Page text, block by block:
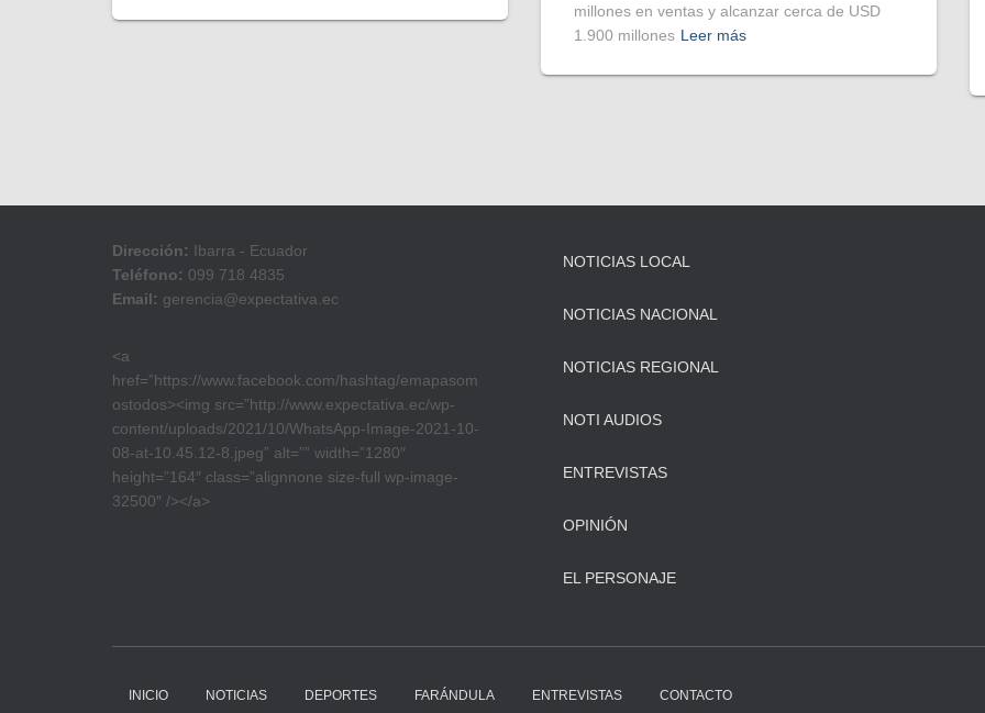
millones en ventas y alcanzar cerca de USD
1.900 millones Leer más
Dirección: Ibarra - Ecuador
Teléfono: 099 718 4835
Email: gerencia@expectativa.ec
<a
href=”https://www.facebook.com/hashtag/emapasom
ostodos><img src=”http://www.expectativa.ec/wp-
content/uploads/2021/10/WhatsApp-Image-2021-10-
08-at-10.45.12-8.jpeg” alt=”” width=”1280″
height=”164″ class=”alignnone size-full wp-image-
32500″ /></a>
NOTICIAS LOCAL
NOTICIAS NACIONAL
NOTICIAS REGIONAL
NOTI AUDIOS
ENTREVISTAS
OPINIÓN
EL PERSONAJE
INICIO NOTICIAS DEPORTES FARÁNDULA ENTREVISTAS CONTACTO